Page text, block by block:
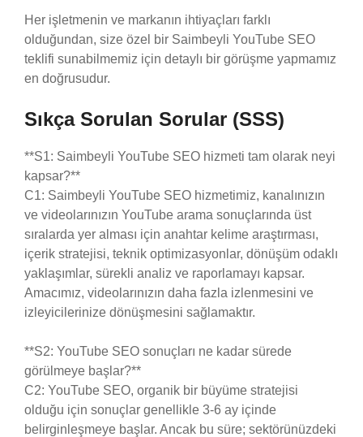
Her işletmenin ve markanın ihtiyaçları farklı
olduğundan, size özel bir Saimbeyli YouTube SEO
teklifi sunabilmemiz için detaylı bir görüşme yapmamız
en doğrusudur.
Sıkça Sorulan Sorular (SSS)
**S1: Saimbeyli YouTube SEO hizmeti tam olarak neyi
kapsar?**
C1: Saimbeyli YouTube SEO hizmetimiz, kanalınızın
ve videolarınızın YouTube arama sonuçlarında üst
sıralarda yer alması için anahtar kelime araştırması,
içerik stratejisi, teknik optimizasyonlar, dönüşüm odaklı
yaklaşımlar, sürekli analiz ve raporlamayı kapsar.
Amacımız, videolarınızın daha fazla izlenmesini ve
izleyicilerinize dönüşmesini sağlamaktır.
**S2: YouTube SEO sonuçları ne kadar sürede
görülmeye başlar?**
C2: YouTube SEO, organik bir büyüme stratejisi
olduğu için sonuçlar genellikle 3-6 ay içinde
belirginleşmeye başlar. Ancak bu süre; sektörünüzdeki